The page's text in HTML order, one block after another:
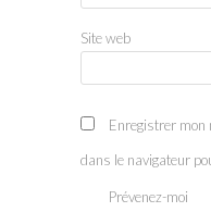
Site web
Enregistrer mon
dans le navigateur
Prévenez-moi